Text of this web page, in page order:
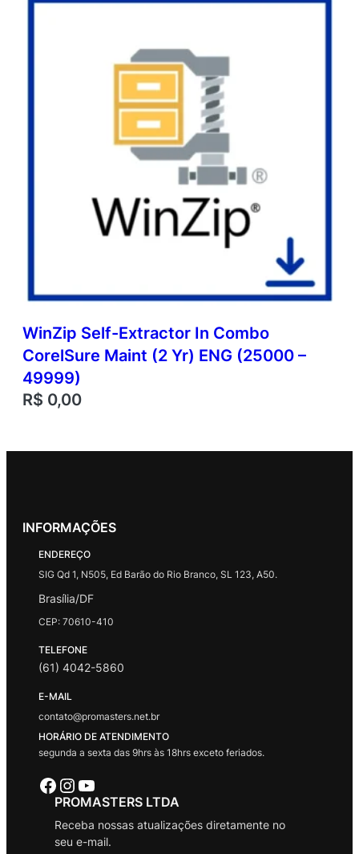
WinZip Self-Extractor In Combo
CorelSure Maint (2 Yr) ENG (25000 –
49999)
R$ 0,00
INFORMAÇÕES
ENDEREÇO
SIG Qd 1, N505, Ed Barão do Rio Branco, SL 123, A50.
Brasília/DF
CEP: 70610-410
TELEFONE
(61) 4042-5860
E-MAIL
contato@promasters.net.br
HORÁRIO DE ATENDIMENTO
segunda a sexta das 9hrs às 18hrs exceto feriados.
Facebook Instagram Youtube
PROMASTERS LTDA
Receba nossas atualizações diretamente no
seu e-mail.